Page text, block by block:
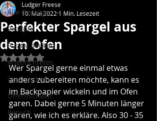
Alle Beiträge
Rezepte
Positiv denken
Angerichtetes
Gastronomie
Öffentlichkeit
Besuch
Perfekter Spargel aus
dem Ofen
Ludger Freese
10. Mai 2022 1 Min. Lesezeit
Mit NaN von 5 Sternen bewertet.
Wer Spargel gerne einmal etwas
anders zubereiten möchte, kann es
im Backpapier wickeln und im Ofen
garen. Dabei gerne 5 Minuten länger
garen, wie ich es erkläre. Also 30 - 35